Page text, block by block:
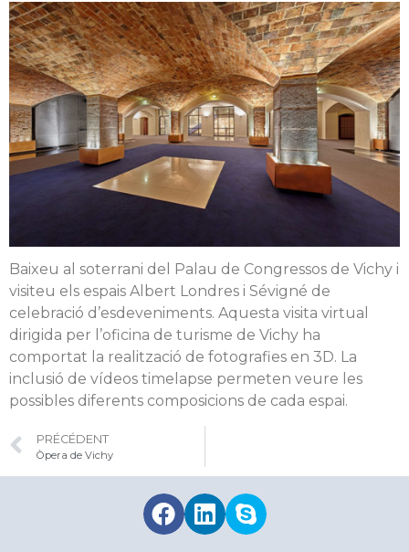
Baixeu al soterrani del Palau de Congressos de Vichy i
visiteu els espais Albert Londres i Sévigné de
celebració d’esdeveniments. Aquesta visita virtual
dirigida per l’oficina de turisme de Vichy ha
comportat la realització de fotografies en 3D. La
inclusió de vídeos timelapse permeten veure les
possibles diferents composicions de cada espai.
PRÉCÉDENT
Òpera de Vichy